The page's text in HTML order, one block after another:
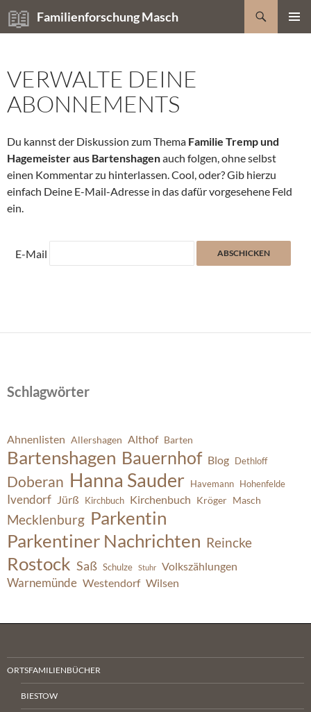
Zum
Inhalt
Familienforschung Masch
Suchen
VERWALTE DEINE
ABONNEMENTS
Du kannst der Diskussion zum Thema Familie Tremp und
Hagemeister aus Bartenshagenauch folgen, ohne selbst
einen Kommentar zu hinterlassen. Cool, oder? Gib hierzu
einfach Deine E-Mail-Adresse in das dafür vorgesehene Feld
ein.
E-Mail
Schlagwörter
Ahnenlisten Allershagen Althof Barten
Bartenshagen Bauernhof Blog Dethloff
Doberan Hanna Sauder Havemann Hohenfelde
Ivendorf Jürß Kirchbuch Kirchenbuch Kröger Masch
Mecklenburg Parkentin
Parkentiner Nachrichten Reincke
Rostock Saß Schulze Stuhr Volkszählungen
Warnemünde Westendorf Wilsen
ORTSFAMILIENBÜCHER
BIESTOW